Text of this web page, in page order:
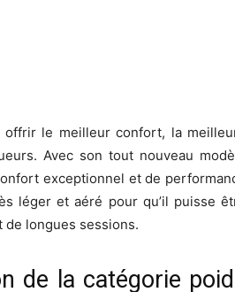
offrir le meilleur confort, la
Avec son tout nouveau
exceptionnel et de
léger et aéré pour qu’il puisse
longues sessions.
de la catégorie